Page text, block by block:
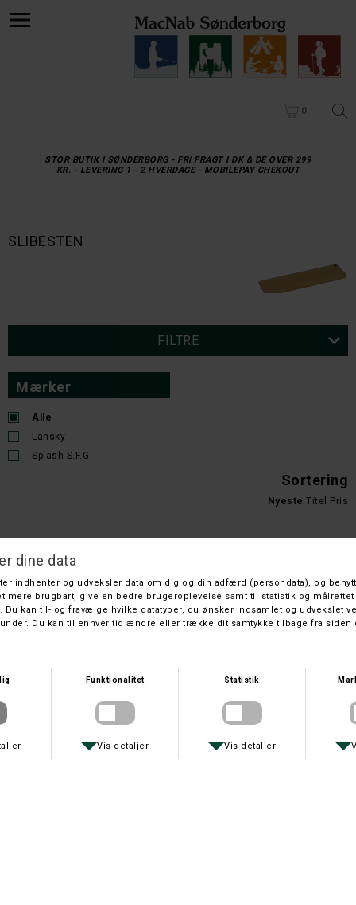
0
STOR BUTIK I SØNDERBORG - FRI FRAGT I DK & DE OVER 299
KR. - LEVERING 1 - 2 HVERDAGE - MOBILEPAY CHEKOUT
SLIBESTEN
FILTRE
Mærker
Alle
Lansky
Splash S.F.G
Sortering
Nyeste Titel Pris
FÄLLKNIVEN
FÄLLKNIVEN SLIBESTEN DC4
DKK 219,-
SPLASH S.F.G
SFG KROGSLIBER
DKK 49,-